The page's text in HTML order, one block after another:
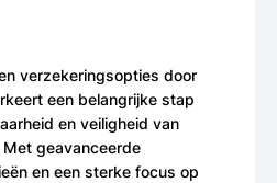
verzekeringsopties door
een belangrijke stap
en veiligheid van
geavanceerde
en een sterke focus op